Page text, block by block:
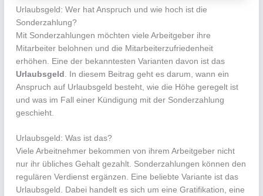
Urlaubsgeld: Wer hat Anspruch und wie hoch ist die
Sonderzahlung?
Mit Sonderzahlungen möchten viele Arbeitgeber ihre
Mitarbeiter belohnen und die Mitarbeiterzufriedenheit
erhöhen. Eine der bekanntesten Varianten davon ist das
Urlaubsgeld . In diesem Beitrag geht es darum, wann ein
Anspruch auf Urlaubsgeld besteht, wie die Höhe geregelt ist
und was im Fall einer Kündigung mit der Sonderzahlung
geschieht.
Urlaubsgeld: Was ist das?
Viele Arbeitnehmer bekommen von ihrem Arbeitgeber nicht
nur ihr übliches Gehalt gezahlt. Sonderzahlungen können den
regulären Verdienst ergänzen. Eine beliebte Variante ist das
Urlaubsgeld. Dabei handelt es sich um eine Gratifikation, eine